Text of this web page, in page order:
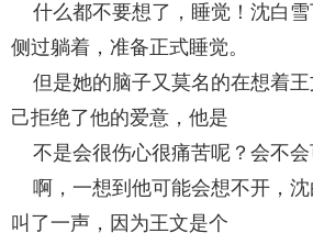
什么都不要想了，睡觉！沈白
侧过躺着，准备正式睡觉。
但是她的脑子又莫名的在想着王
己拒绝了他的爱意，他是
不是会很伤心很痛苦呢？会不会
啊，一想到他可能会想不开，
叫了一声，因为王文是个